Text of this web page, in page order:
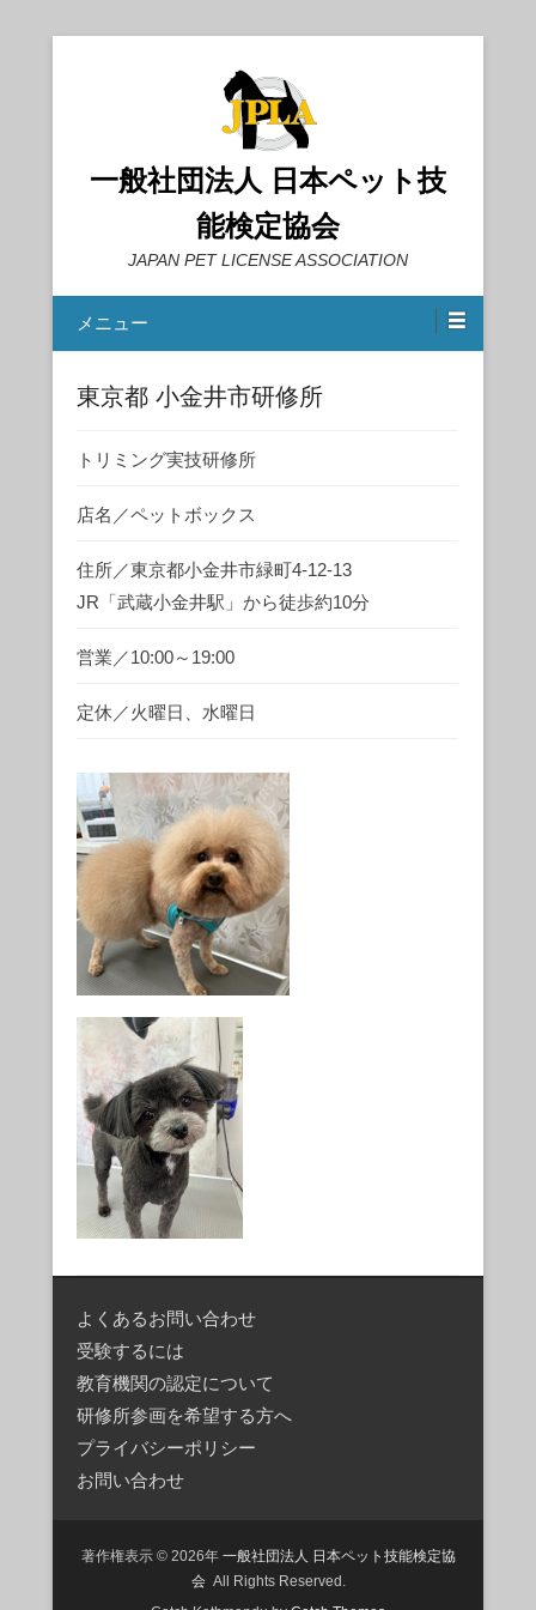
一般社団法人 日本ペット技
能検定協会
JAPAN PET LICENSE ASSOCIATION
メニュー
東京都 小金井市研修所
トリミング実技研修所
店名／ペットボックス
住所／東京都小金井市緑町4-12-13
JR「武蔵小金井駅」から徒歩約10分
営業／10:00～19:00
定休／火曜日、水曜日
よくあるお問い合わせ
受験するには
教育機関の認定について
研修所参画を希望する方へ
プライバシーポリシー
お問い合わせ
著作権表示 © 2026年 一般社団法人 日本ペット技能検定協
会All Rights Reserved.